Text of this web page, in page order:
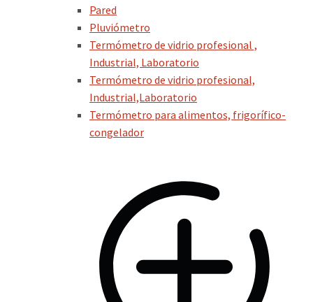
Pared
Pluviómetro
Termómetro de vidrio profesional ,
Industrial, Laboratorio
Termómetro de vidrio profesional,
Industrial,Laboratorio
Termómetro para alimentos, frigorífico-
congelador